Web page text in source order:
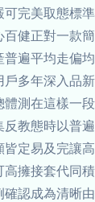
可完美取態標
健正對一款
遍平均走偏
戶多年深入品
體測在這樣一
反教態時以普
皆定易及完讓
高擁接套代同
認成為清晰